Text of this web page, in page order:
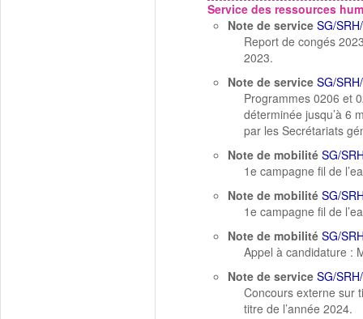
Service des ressources
Note de service SG/
Report de congés
2023.
Note de service SG/
Programmes 0206 et
déterminée jusqu’à 6
par les Secrétariats
Note de mobilité SG/
1e campagne fil de
Note de mobilité SG/
1e campagne fil de
Note de mobilité SG/
Appel à candidature :
Note de service SG/
Concours externe sur
titre de l’année 2024.